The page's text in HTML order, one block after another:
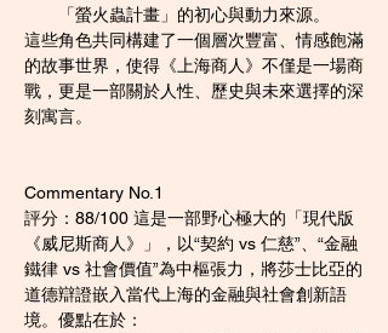
「螢火蟲計畫」的初心與動力來源。
這些角色共同構建了一個層次豐富、情感飽滿
的故事世界，使得《上海商人》不僅是一場商
戰，更是一部關於人性、歷史與未來選擇的深
刻寓言。
Commentary No.1
評分：88/100 這是一部野心極大的「現代版
《威尼斯商人》」，以“契約 vs 仁慈”、“金融
鐵律 vs 社會價值”為中樞張力，將莎士比亞的
道德辯證嵌入當代上海的金融與社會創新語
境。優點在於：